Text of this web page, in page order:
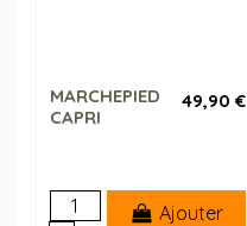
MARCHEPIED
CAPRI
49,90 €
Ajouter